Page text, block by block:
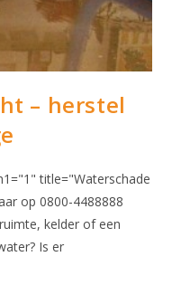
– herstel
title="Waterschade
op 0800-4488888
kelder of een
Is er